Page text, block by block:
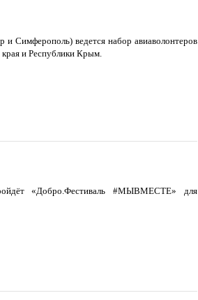
и Симферополь) ведется набор авиаволонтеров
края и Республики Крым.
«Добро.Фестиваль #МЫВМЕСТЕ» для